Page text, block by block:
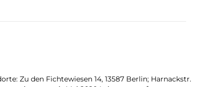
Zu den Fichtewiesen 14, 13587 Berlin; Harnackstr.